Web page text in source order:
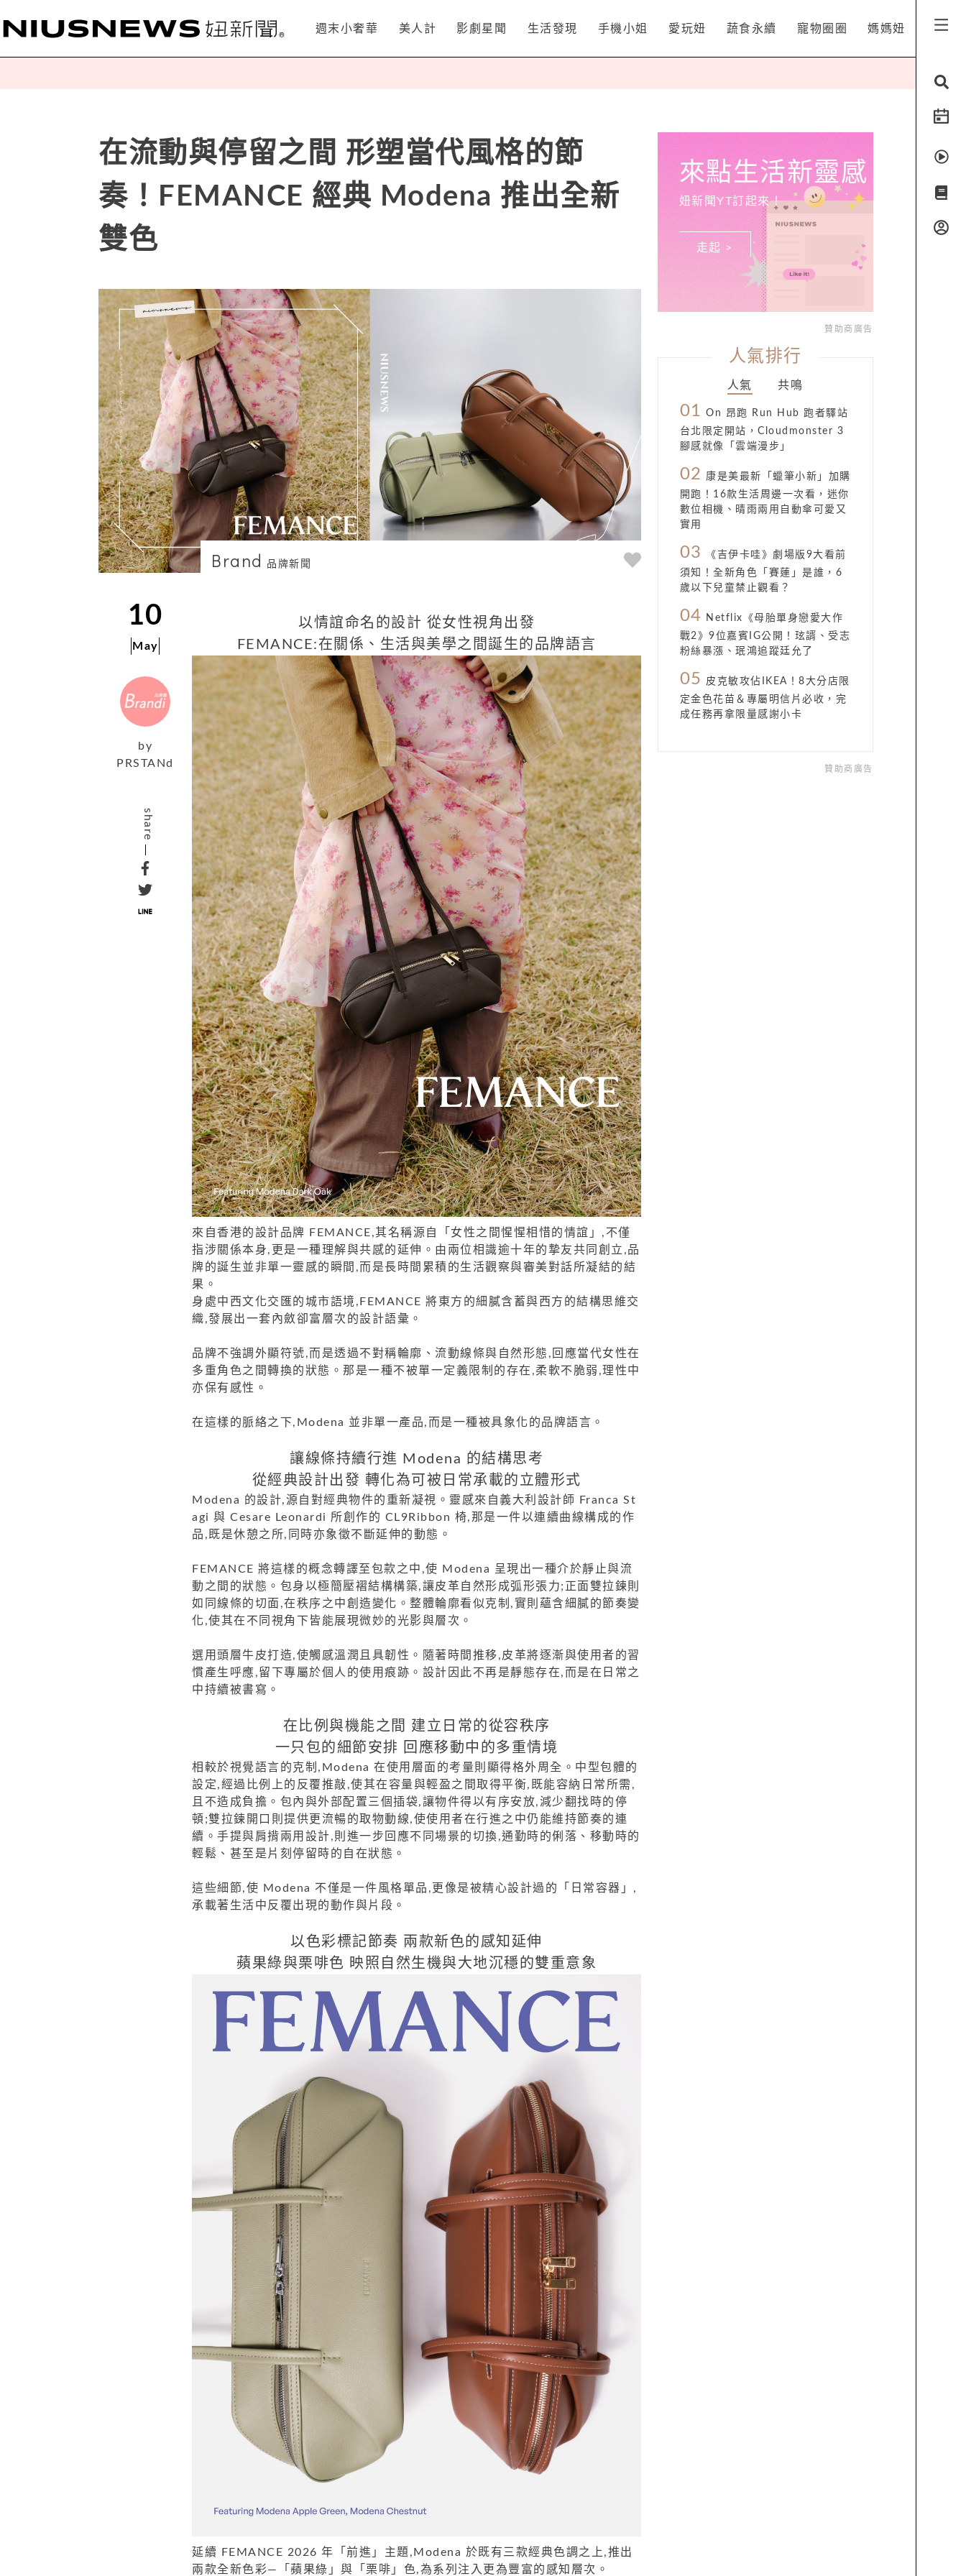
週末小奢華 美人計 影劇星聞 生活發現 手機小姐 愛玩妞 蔬食永續 寵物圈圈 媽媽妞
在流動與停留之間 形塑當代風格的節
奏！FEMANCE 經典 Modena 推出全新
雙色
Brand 品牌新聞
10
May
by
PRSTANd
share
以情誼命名的設計 從女性視角出發
FEMANCE:在關係、生活與美學之間誕生的品牌語言
來自香港的設計品牌 FEMANCE,其名稱源自「女性之間惺惺相惜的情誼」,不僅
指涉關係本身,更是一種理解與共感的延伸。由兩位相識逾十年的摯友共同創立,品
牌的誕生並非單一靈感的瞬間,而是長時間累積的生活觀察與審美對話所凝結的結
果。
身處中西文化交匯的城市語境,FEMANCE 將東方的細膩含蓄與西方的結構思維交
織,發展出一套內斂卻富層次的設計語彙。
品牌不強調外顯符號,而是透過不對稱輪廓、流動線條與自然形態,回應當代女性在
多重角色之間轉換的狀態。那是一種不被單一定義限制的存在,柔軟不脆弱,理性中
亦保有感性。
在這樣的脈絡之下,Modena 並非單一產品,而是一種被具象化的品牌語言。
讓線條持續行進 Modena 的結構思考
從經典設計出發 轉化為可被日常承載的立體形式
Modena 的設計,源自對經典物件的重新凝視。靈感來自義大利設計師 Franca St
agi 與 Cesare Leonardi 所創作的 CL9Ribbon 椅,那是一件以連續曲線構成的作
品,既是休憩之所,同時亦象徵不斷延伸的動態。
FEMANCE 將這樣的概念轉譯至包款之中,使 Modena 呈現出一種介於靜止與流
動之間的狀態。包身以極簡壓褶結構構築,讓皮革自然形成弧形張力;正面雙拉鍊則
如同線條的切面,在秩序之中創造變化。整體輪廓看似克制,實則蘊含細膩的節奏變
化,使其在不同視角下皆能展現微妙的光影與層次。
選用頭層牛皮打造,使觸感溫潤且具韌性。隨著時間推移,皮革將逐漸與使用者的習
慣產生呼應,留下專屬於個人的使用痕跡。設計因此不再是靜態存在,而是在日常之
中持續被書寫。
在比例與機能之間 建立日常的從容秩序
一只包的細節安排 回應移動中的多重情境
相較於視覺語言的克制,Modena 在使用層面的考量則顯得格外周全。中型包體的
設定,經過比例上的反覆推敲,使其在容量與輕盈之間取得平衡,既能容納日常所需,
且不造成負擔。包內與外部配置三個插袋,讓物件得以有序安放,減少翻找時的停
頓;雙拉鍊開口則提供更流暢的取物動線,使使用者在行進之中仍能維持節奏的連
續。手提與肩揹兩用設計,則進一步回應不同場景的切換,通勤時的俐落、移動時的
輕鬆、甚至是片刻停留時的自在狀態。
這些細節,使 Modena 不僅是一件風格單品,更像是被精心設計過的「日常容器」,
承載著生活中反覆出現的動作與片段。
以色彩標記節奏 兩款新色的感知延伸
蘋果綠與栗啡色 映照自然生機與大地沉穩的雙重意象
延續 FEMANCE 2026 年「前進」主題,Modena 於既有三款經典色調之上,推出
兩款全新色彩—「蘋果綠」與「栗啡」色,為系列注入更為豐富的感知層次。
來點生活新靈感
妞新聞YT訂起來！
走起 >
贊助商廣告
人氣排行
人氣 共鳴
01 On 昂跑 Run Hub 跑者驛站
台北限定開站，Cloudmonster 3
腳感就像「雲端漫步」
02
康是美最新「蠟筆小新」加購
開跑！16款生活周邊一次看，迷你
數位相機、晴雨兩用自動傘可愛又
實用
03
《吉伊卡哇》劇場版9大看前
須知！全新角色「賽蓮」是誰，6
歲以下兒童禁止觀看？
04
Netflix《母胎單身戀愛大作
戰2》9位嘉賓IG公開！玹諝、受志
粉絲暴漲、珉鴻追蹤廷允了
05
皮克敏攻佔IKEA！8大分店限
定金色花苗＆專屬明信片必收，完
成任務再拿限量感謝小卡
贊助商廣告